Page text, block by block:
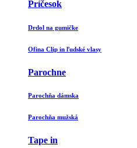
Príčesok
Drdol na gumičke
Ofina Clip in ľudské vlasy
Parochne
Parochňa dámska
Parochňa mužská
Tape in